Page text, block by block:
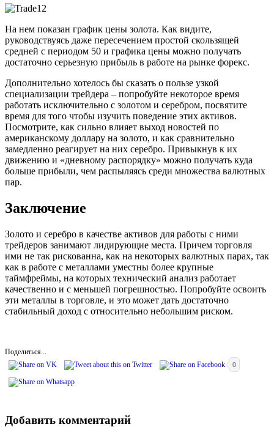
На нем показан график цены золота. Как видите,
руководствуясь даже пересечением простой скользящей
средней с периодом 50 и графика цены можно получать
достаточно серьезную прибыль в работе на рынке форекс.
Дополнительно хотелось бы сказать о пользе узкой
специализации трейдера – попробуйте некоторое время
работать исключительно с золотом и серебром, посвятите
время для того чтобы изучить поведение этих активов.
Посмотрите, как сильно влияет выход новостей по
американскому доллару на золото, и как сравнительно
замедленно реагирует на них серебро. Привыкнув к их
движению и «дневному распорядку» можно получать куда
больше прибыли, чем распыляясь среди множества валютных
пар.
Заключение
Золото и серебро в качестве активов для работы с ними
трейдеров занимают лидирующие места. Причем торговля
ими не так рискованна, как на некоторых валютных парах, так
как в работе с металлами уместны более крупные
таймфреймы, на которых технический анализ работает
качественно и с меньшей погрешностью. Попробуйте освоить
эти металлы в торговле, и это может дать достаточно
стабильный доход с относительно небольшим риском.
Поделиться...
0
Добавить комментарий